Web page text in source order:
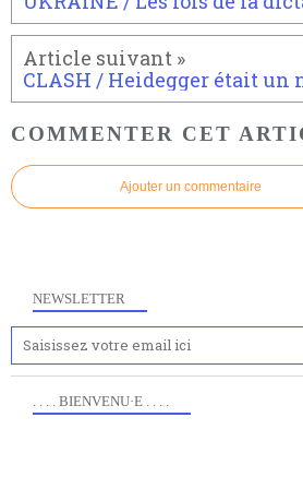
CLASH / Heidegger était un
COMMENTER CET
Ajouter un commentaire
NEWSLETTER
. . . . BIENVENU·E . . . .